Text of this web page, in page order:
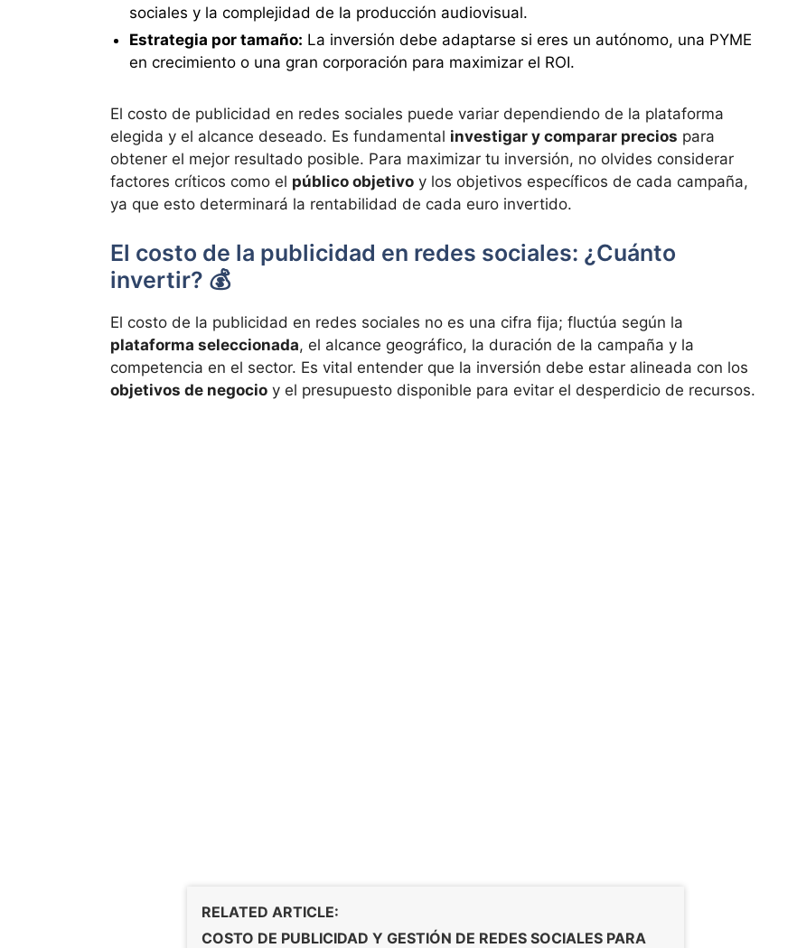
sociales y la complejidad de la producción audiovisual.
Estrategia por tamaño: La inversión debe adaptarse si eres un autónomo, una PYME
en crecimiento o una gran corporación para maximizar el ROI.
El costo de publicidad en redes sociales puede variar dependiendo de la plataforma
elegida y el alcance deseado. Es fundamental investigar y comparar precios para
obtener el mejor resultado posible. Para maximizar tu inversión, no olvides considerar
factores críticos como el público objetivo y los objetivos específicos de cada campaña,
ya que esto determinará la rentabilidad de cada euro invertido.
El costo de la publicidad en redes sociales: ¿Cuánto
invertir? 💰
El costo de la publicidad en redes sociales no es una cifra fija; fluctúa según la
plataforma seleccionada, el alcance geográfico, la duración de la campaña y la
competencia en el sector. Es vital entender que la inversión debe estar alineada con los
objetivos de negocio y el presupuesto disponible para evitar el desperdicio de recursos.
RELATED ARTICLE:
COSTO DE PUBLICIDAD Y GESTIÓN DE REDES SOCIALES PARA